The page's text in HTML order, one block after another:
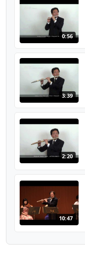
0:56
3:39
2:20
10:47